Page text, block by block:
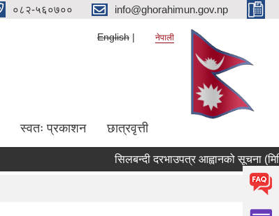
०८२-५६०७०० info@ghorahimun.gov.np
English नेपाली
स्वतः प्रकाशन छात्रवृत्ती
सिलबन्दी दरभाउपत्र आह्वानको सूचना (मिति